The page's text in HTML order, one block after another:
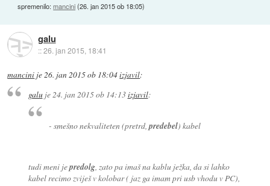
spremenilo:mancini(26. jan 2015 ob 18:05)
galu
::26. jan 2015, 18:41
mancini je26. jan 2015 ob 18:04izjavil:
galuje24. jan 2015 ob 14:13izjavil:
- smešno nekvaliteten (pretrd,predebel) kabel
tudi meni jepredolg, zato pa imaš na kablu ježka, da si lahko
kabel recimo zviješ v kolobar ( jaz ga imam pri usb vhodu v PC),